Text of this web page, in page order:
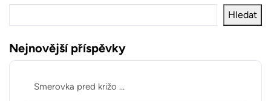
Hledat
Nejnovější příspěvky
Smerovka pred križo …